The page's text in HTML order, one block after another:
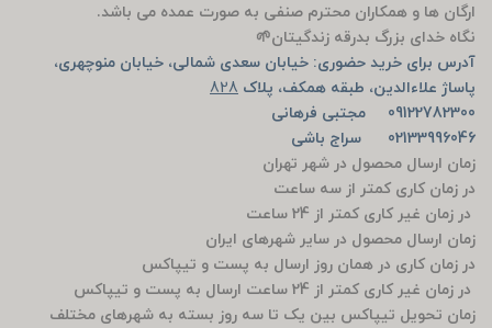
ارگان ها و همکاران محترم صنفی به صورت عمده می باشد.
نگاه خدای بزرگ بدرقه زندگیتان🌱
آدرس برای خرید حضوری: خیابان سعدی شمالی، خیابان منوچهری،
پاساژ علاءالدین، طبقه همکف، پلاک 828
09122782300 مجتبی فرهانی
02133996046 سراج باشی
زمان ارسال محصول در شهر تهران
در زمان کاری کمتر از سه ساعت
در زمان غیر کاری کمتر از 24 ساعت
زمان ارسال محصول در سایر شهرهای ایران
در زمان کاری در همان روز ارسال به پست و تیپاکس
در زمان غیر کاری کمتر از 24 ساعت ارسال به پست و تیپاکس
زمان تحویل تیپاکس بین یک تا سه روز بسته به شهرهای مختلف